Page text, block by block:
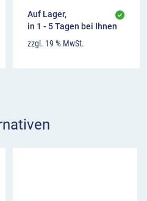
Auf Lager,
in 1 - 5 Tagen bei Ihnen
zzgl. 19 % MwSt.